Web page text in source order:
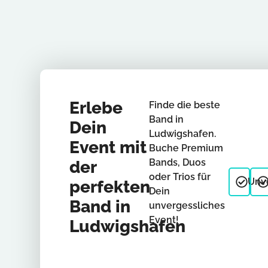
Erlebe
Dein
Event mit
der
perfekten
Band in
Ludwigshafen
Finde die beste
Band in
Ludwigshafen.
Buche Premium
Bands, Duos
oder Trios für
Dein
unvergessliches
Event!